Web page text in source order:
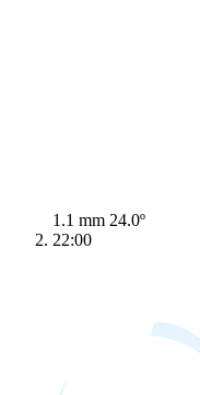
1.1 mm 24.0º
22:00